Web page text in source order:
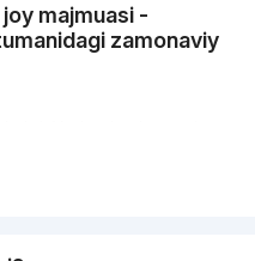
majmuasi -
zamonaviy
ochiq avtoturargohga